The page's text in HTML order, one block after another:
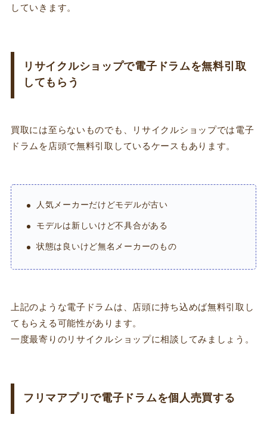
していきます。
リサイクルショップで電子ドラムを無料引取
してもらう
買取には至らないものでも、リサイクルショップでは電子
ドラムを店頭で無料引取しているケースもあります。
人気メーカーだけどモデルが古い
モデルは新しいけど不具合がある
状態は良いけど無名メーカーのもの
上記のような電子ドラムは、店頭に持ち込めば無料引取し
てもらえる可能性があります。
一度最寄りのリサイクルショップに相談してみましょう。
フリマアプリで電子ドラムを個人売買する